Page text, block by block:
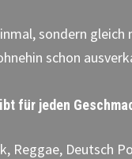
sondern
schon
für jeden
Reggae, Deutsch